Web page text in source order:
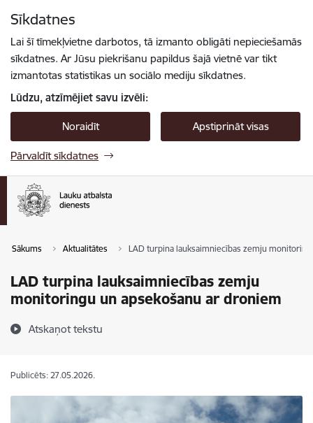
Sīkdatnes
Lai šī tīmekļvietne darbotos, tā izmanto obligāti nepieciešamās
sīkdatnes. Ar Jūsu piekrišanu papildus šajā vietnē var tikt
izmantotas statistikas un sociālo mediju sīkdatnes.
Lūdzu, atzīmējiet savu izvēli:
Noraidīt Apstiprināt visas
Pārvaldīt sīkdatnes
Sākums Aktualitātes LAD turpina lauksaimniecības zemju
LAD turpina lauksaimniecības zemju
monitoringu un apsekošanu ar droniem
Atskaņot tekstu
Publicēts: 27.05.2026.